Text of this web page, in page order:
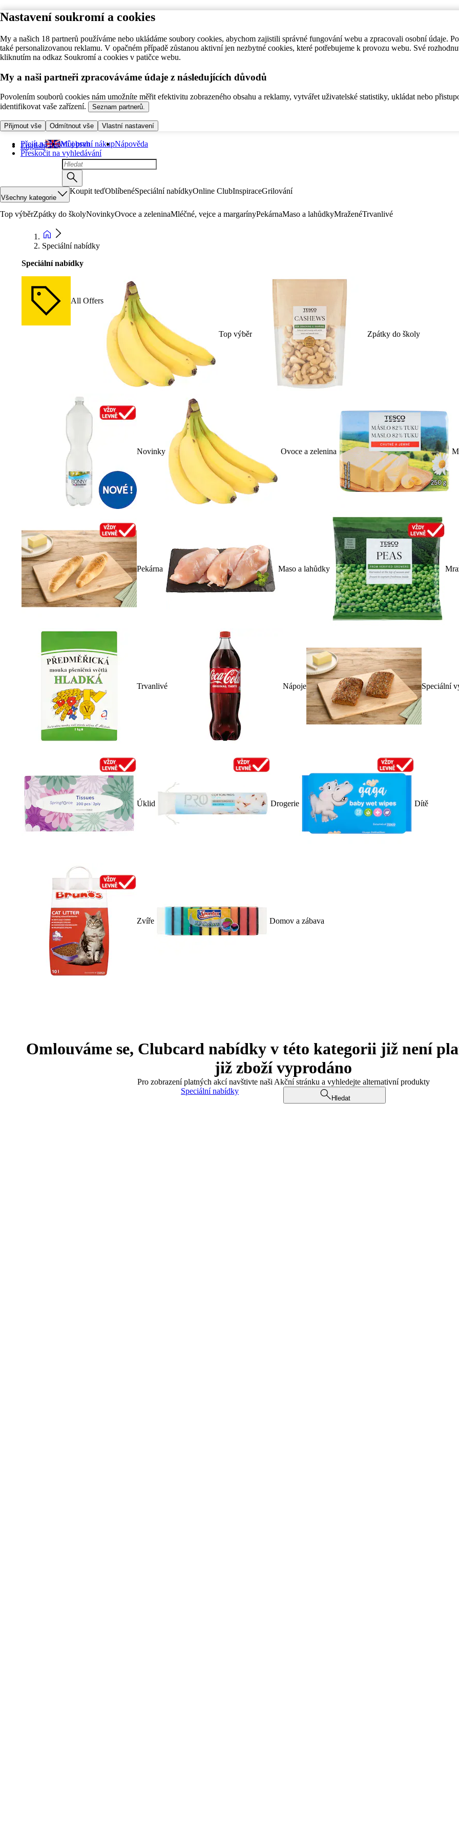
Nastavení soukromí a cookies
My a našich 18 partnerů používáme nebo ukládáme soubory cookies, abychom zajistili správné fungování webu a zpracovali osobní údaje.
také personalizovanou reklamu. V opačném případě zůstanou aktivní jen nezbytné cookies, které potřebujeme k provozu webu. Své
kliknutím na odkaz Soukromí a cookies v patičce webu.
My a naši partneři zpracováváme údaje z následujících důvodů
Povolením souborů cookies nám umožníte měřit efektivitu zobrazeného obsahu a reklamy, vytvářet uživatelské statistiky, ukládat nebo
identifikovat vaše zařízení.
Seznam partnerů.
Přijmout vše Odmítnout vše Vlastní nastavení
Přejít na hlavní obsah
Přeskočit na vyhledávání
English Můj první nákupNápověda
Všechny kategorie
Koupit teďOblíbenéSpeciální nabídkyOnline ClubInspiraceGrilování
Top výběrZpátky do školyNovinkyOvoce a zeleninaMléčné, vejce a margarínyPekárnaMaso a lahůdkyMraženéTrvanlivé
Speciální nabídky
Speciální nabídky
All Offers
Top výběr Zpátky do školy
Novinky Ovoce a zelenina
Pekárna Maso a lahůdky
Trvanlivé Nápoje Speciální
Úklid Drogerie Dítě
Zvíře Domov a zábava
Omlouváme se, Clubcard nabídky v této kategorii již není
již zboží vyprodáno
Pro zobrazení platných akcí navštivte naši Akční stránku a vyhledejte alternativní produkty
Speciální nabídky
Hledat